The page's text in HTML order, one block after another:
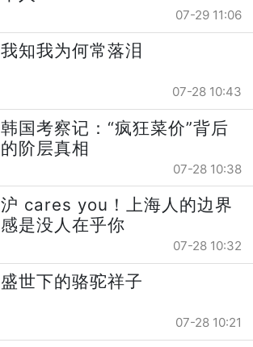
07-29 11:06
我知我为何常落泪
07-28 10:43
韩国考察记：“疯狂菜价”背后
的阶层真相
07-28 10:38
沪 cares you！上海人的边界
感是没人在乎你
07-28 10:32
盛世下的骆驼祥子
07-28 10:21